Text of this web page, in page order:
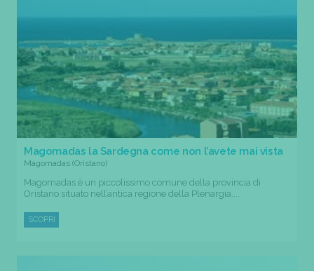
Magomadas la Sardegna come non l’avete mai vista
Magomadas (Oristano)
Magomadas è un piccolissimo comune della provincia di
Oristano situato nell’antica regione della Plenargia....
SCOPRI